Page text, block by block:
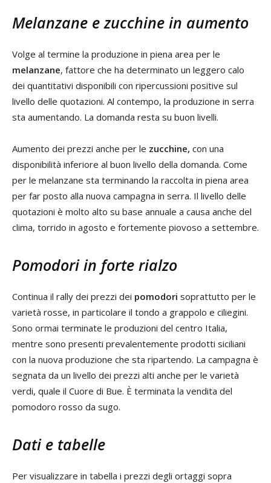
Melanzane e zucchine in aumento
Volge al termine la produzione in piena area per le
melanzane, fattore che ha determinato un leggero calo
dei quantitativi disponibili con ripercussioni positive sul
livello delle quotazioni. Al contempo, la produzione in serra
sta aumentando. La domanda resta su buon livelli.
Aumento dei prezzi anche per le zucchine, con una
disponibilità inferiore al buon livello della domanda. Come
per le melanzane sta terminando la raccolta in piena area
per far posto alla nuova campagna in serra. Il livello delle
quotazioni è molto alto su base annuale a causa anche del
clima, torrido in agosto e fortemente piovoso a settembre.
Pomodori in forte rialzo
Continua il rally dei prezzi dei pomodori soprattutto per le
varietà rosse, in particolare il tondo a grappolo e ciliegini.
Sono ormai terminate le produzioni del centro Italia,
mentre sono presenti prevalentemente prodotti siciliani
con la nuova produzione che sta ripartendo. La campagna è
segnata da un livello dei prezzi alti anche per le varietà
verdi, quale il Cuore di Bue. È terminata la vendita del
pomodoro rosso da sugo.
Dati e tabelle
Per visualizzare in tabella i prezzi degli ortaggi sopra